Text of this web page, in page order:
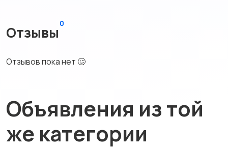
Отзывы
0
Отзывов пока нет 🥴
Объявления из той
же категории